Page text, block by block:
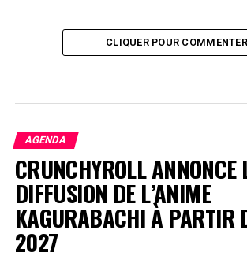
CLIQUER POUR COMMENTER
AGENDA
CRUNCHYROLL ANNONCE
DIFFUSION DE L’ANIME
KAGURABACHI À PARTIR
2027